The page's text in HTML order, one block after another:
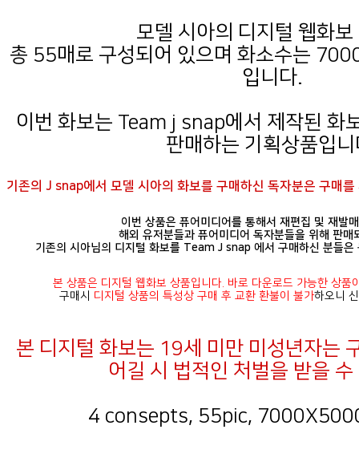
모델 시아의 디지털 웹화보
입니다.
판매하는 기획상품입
기존의 J snap에서 모델 시아의 화보를 구매하신 독자분은 구매
이번 상품은 퓨어미디어를 통해서 재편집 및 재발
해외 유저분들과 퓨어미디어 독자분들을 위해 판매
기존의 시아님의 디지털 화보를 Team J snap 에서 구매하신 분들은
본 상품은 디지털 웹화보 상품입니다. 바로 다운로드 가능한 상품
구매시 디지털 상품의 특성상 구매 후 교환 환불이 불가하오니
어길 시 법적인 처벌을 받을
4 consepts, 55pic,